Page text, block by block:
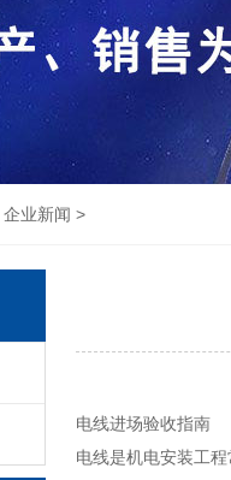
企业新闻 >
电线进场验收指南
电线是机电安装工